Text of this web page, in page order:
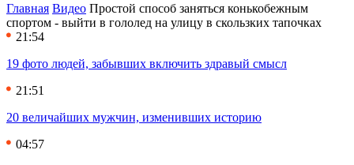
Главная Видео Простой способ заняться конькобежным
спортом - выйти в гололед на улицу в скользких тапочках
21:54
19 фото людей, забывших включить здравый смысл
21:51
20 величайших мужчин, изменивших историю
04:57